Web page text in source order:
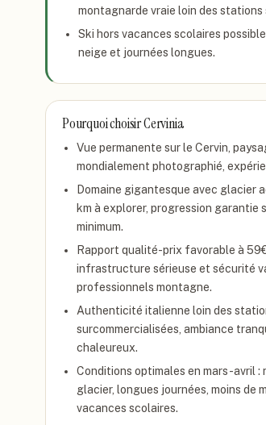
montagnarde vraie loin des stations
Ski hors vacances scolaires
neige et journées longues.
Pourquoi choisirCervinia
Vue permanente sur le Cervin,
mondialement photographié,
Domaine gigantesque avec glacier
km à explorer, progression garantie
minimum.
Rapport qualité-prix favorable à
infrastructure sérieuse et sécurité
professionnels montagne.
Authenticité italienne loin des
surcommercialisées, ambiance
chaleureux.
Conditions optimales en mars-avril :
glacier, longues journées, moins de
vacances scolaires.